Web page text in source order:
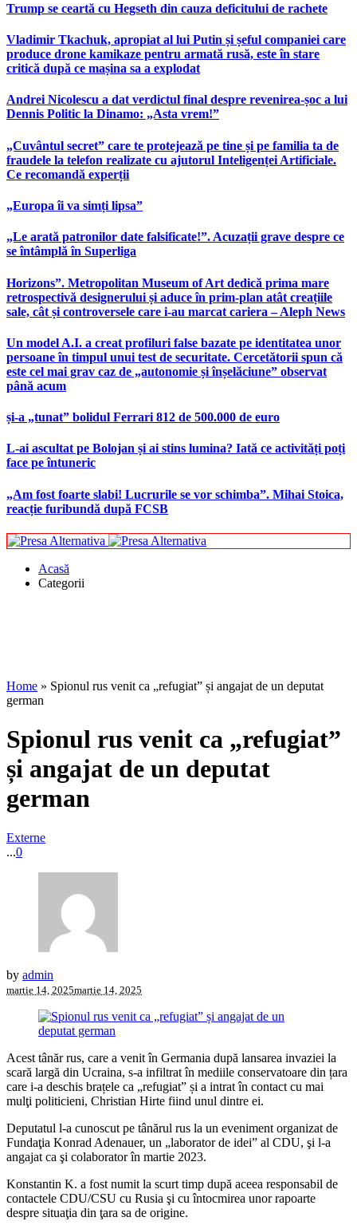
Trump se ceartă cu Hegseth din cauza deficitului de rachete
Vladimir Tkachuk, apropiat al lui Putin și șeful companiei care
produce drone kamikaze pentru armată rusă, este în stare
critică după ce mașina sa a explodat
Andrei Nicolescu a dat verdictul final despre revenirea-șoc a lui
Dennis Politic la Dinamo: „Asta vrem!”
„Cuvântul secret” care te protejează pe tine și pe familia ta de
fraudele la telefon realizate cu ajutorul Inteligenței Artificiale.
Ce recomandă experții
„Europa îi va simți lipsa”
„Le arată patronilor date falsificate!”. Acuzații grave despre ce
se întâmplă în Superliga
Horizons”. Metropolitan Museum of Art dedică prima mare
retrospectivă designerului și aduce în prim-plan atât creațiile
sale, cât și controversele care i-au marcat cariera – Aleph News
Un model A.I. a creat profiluri false bazate pe identitatea unor
persoane în timpul unui test de securitate. Cercetătorii spun că
este cel mai grav caz de „autonomie și înșelăciune” observat
până acum
și-a „tunat” bolidul Ferrari 812 de 500.000 de euro
L-ai ascultat pe Bolojan și ai stins lumina? Iată ce activități poți
face pe întuneric
„Am fost foarte slabi! Lucrurile se vor schimba”. Mihai Stoica,
reacție furibundă după FCSB
Acasă
Categorii
Home » Spionul rus venit ca „refugiat” și angajat de un deputat
german
Spionul rus venit ca „refugiat”
și angajat de un deputat
german
Externe
...0
by admin
martie 14, 2025martie 14, 2025
Acest tânăr rus, care a venit în Germania după lansarea invaziei la
scară largă din Ucraina, s-a infiltrat în mediile conservatoare din țara
care i-a deschis brațele ca „refugiat” și a intrat în contact cu mai
mulţi politicieni, Christian Hirte fiind unul dintre ei.
Deputatul l-a cunoscut pe tânărul rus la un eveniment organizat de
Fundaţia Konrad Adenauer, un „laborator de idei” al CDU, şi l-a
angajat ca şi colaborator în martie 2023.
Konstantin K. a fost numit la scurt timp după aceea responsabil de
contactele CDU/CSU cu Rusia şi cu întocmirea unor rapoarte
despre situaţia din ţara sa de origine.